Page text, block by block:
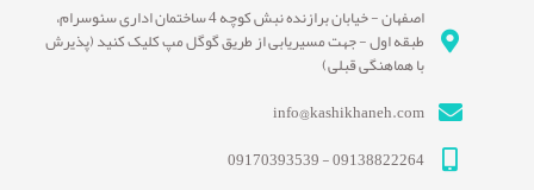
اصفهان - خیابان برازنده نبش کوچه 4 ساختمان اداری سئوسرام،
طبقه اول - جهت مسیریابی از طریق گوگل مپ کلیک کنید (پذیرش
با هماهنگی قبلی)
info@kashikhaneh.com
09138822264 - 09170393539